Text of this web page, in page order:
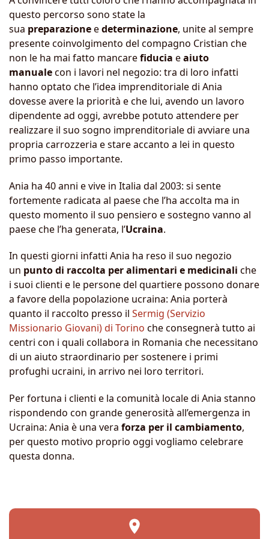
questo percorso sono state la
sua preparazioneedeterminazione, unite al sempre
presente coinvolgimento del compagno Cristian che
non le ha mai fatto mancarefiducia eaiuto
manualecon i lavori nel negozio: tra di loro infatti
hanno optato che l’idea imprenditoriale di Ania
dovesse avere la priorità e che lui, avendo un lavoro
dipendente ad oggi, avrebbe potuto attendere per
realizzare il suo sogno imprenditoriale di avviare una
propria carrozzeria e stare accanto a lei in questo
primo passo importante.
Ania ha 40 anni e vive in Italia dal 2003: si sente
fortemente radicata al paese che l’ha accolta ma in
questo momento il suo pensiero e sostegno vanno al
paese che l’ha generata, l’Ucraina.
In questi giorni infatti Ania ha reso il suo negozio
un punto di raccolta per alimentari e medicinali che
i suoi clienti e le persone del quartiere possono donare
a favore della popolazione ucraina: Ania porterà
quanto il raccolto presso il Sermig (Servizio
Missionario Giovani) di Torino che consegnerà tutto ai
centri con i quali collabora in Romania che necessitano
di un aiuto straordinario per sostenere i primi
profughi ucraini, in arrivo nei loro territori.
Per fortuna i clienti e la comunità locale di Ania stanno
rispondendo con grande generosità all’emergenza in
Ucraina: Ania è una vera forza per il cambiamento,
per questo motivo proprio oggi vogliamo celebrare
questa donna.